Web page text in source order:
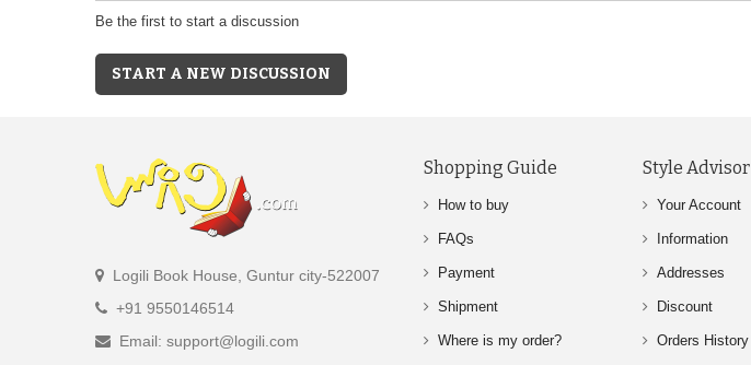
Be the first to start a discussion
START A NEW DISCUSSION
Logili Book House, Guntur city-522007
+91 9550146514
Email: support@logili.com
Shopping Guide
How to buy
FAQs
Payment
Shipment
Where is my order?
Style Advisor
Your Account
Information
Addresses
Discount
Orders History